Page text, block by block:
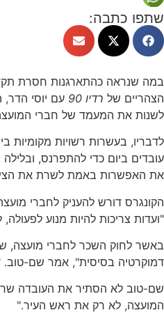
שתפו כתבה:
במה שנראה כהתארגנות חסרת
הצהריים של רדיו 90
עם יוסי
לשנות את המעמד של חברי המועצה
עובדים ביום כדי להתפרנס,
את האפשרות באמת לשרת את
הקונגרס דורש להעניק לחברי
"ועדות צריכות להיות מנוע
באשר לחוק השכר לחברי מועצה,
דמוקרטיה בסיסית", אמר שם-טוב. "היום, 90% מהנבחרים המקומיים , חברי המועצה, נמצאים במצב שאין להם אפילו עוזר אישי. איך אפשר
שם-טוב לא הסתיר את העובדה
המועצה, לא רק את ראש העיר."